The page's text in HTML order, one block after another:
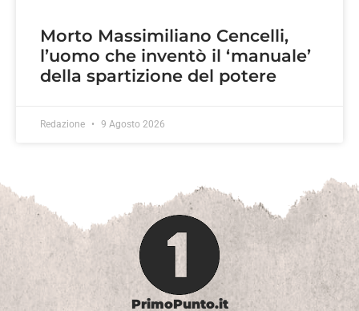
Morto Massimiliano Cencelli,
l’uomo che inventò il ‘manuale’
della spartizione del potere
Redazione 9 Agosto 2026
PrimoPunto.it